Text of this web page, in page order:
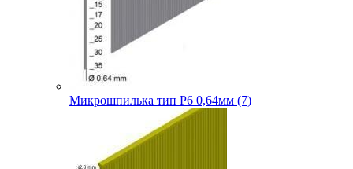
Микрошпилька тип P6 0,64мм (7)